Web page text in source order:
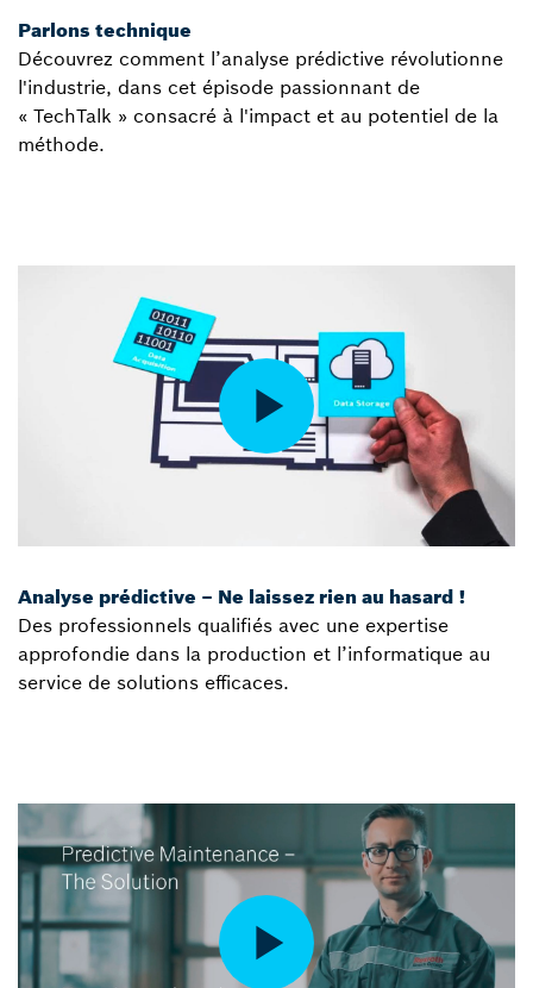
Parlons technique
Découvrez comment l’analyse prédictive révolutionne
l'industrie, dans cet épisode passionnant de
« TechTalk » consacré à l'impact et au potentiel de la
méthode.
Analyse prédictive – Ne laissez rien au hasard !
Des professionnels qualifiés avec une expertise
approfondie dans la production et l’informatique au
service de solutions efficaces.